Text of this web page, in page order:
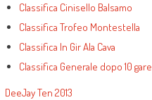
Classifica Cinisello Balsamo
Classifica Trofeo Montestella
Classifica In Gir Ala Cava
Classifica Generale dopo 10 gare
DeeJay Ten 2013